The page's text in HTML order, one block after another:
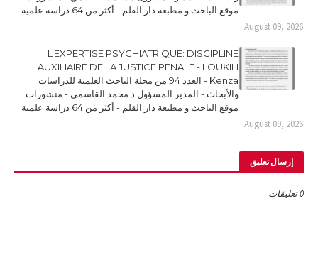
موقع الباحث و مطبعة دار القلم - أكثر من 64 دراسة علمية
August 09, 2026
L’EXPERTISE PSYCHIATRIQUE: DISCIPLINE
AUXILIAIRE DE LA JUSTICE PENALE - LOUKILI
Kenza - العدد 94 من مجلة الباحث العلمية للدراسات
والأبحاث - المدير المسؤول ذ محمد القاسمي - منشورات
موقع الباحث و مطبعة دار القلم - أكثر من 64 دراسة علمية
August 09, 2026
إرسال تعليق
0 تعليقات